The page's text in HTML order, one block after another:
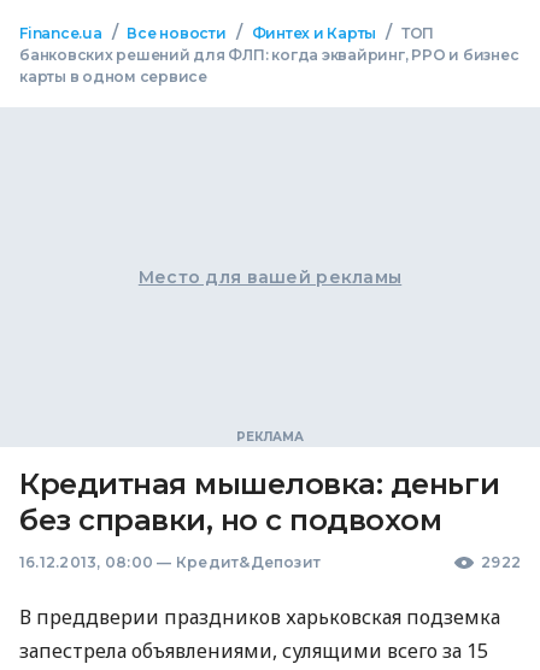
Finance.ua / Все новости / Финтех и Карты / ТОП
банковских решений для ФЛП: когда эквайринг, РРО и бизнес
карты в одном сервисе
Место для вашей рекламы
Кредитная мышеловка: деньги
без справки, но с подвохом
16.12.2013, 08:00 — Кредит&Депозит 2922
В преддверии праздников харьковская подземка
запестрела объявлениями, сулящими всего за 15